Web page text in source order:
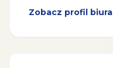
Zobacz profil biura